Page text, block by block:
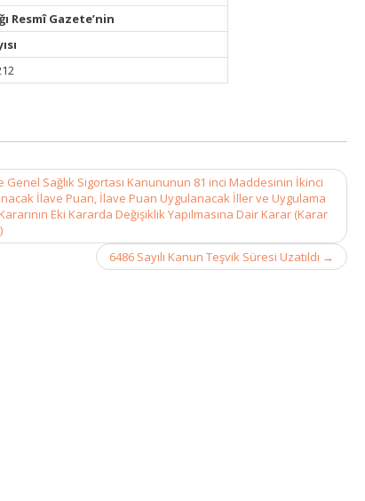
Resmî Gazete’nin
Genel Sağlık Sigortası Kanununun 81 inci Maddesinin İkinci
İlave Puan, İlave Puan Uygulanacak İller ve Uygulama
Eki Kararda Değişiklik Yapılmasına Dair Karar (Karar
6486 Sayılı Kanun Teşvik Süresi Uzatıldı →